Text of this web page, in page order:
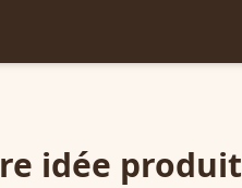
idée produit